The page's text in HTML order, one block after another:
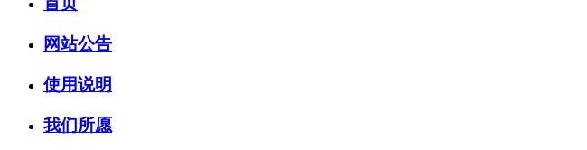
网站公告
使用说明
我们所愿